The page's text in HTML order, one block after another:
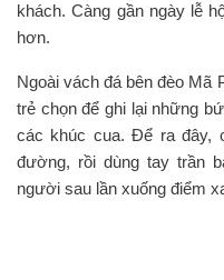
khách. Càng gần ngày lễ
hơn.
Ngoài vách đá bên đèo
trẻ chọn để ghi lại những
các khúc cua. Để ra đây,
đường, rồi dùng tay trần
người sau lần xuống điểm